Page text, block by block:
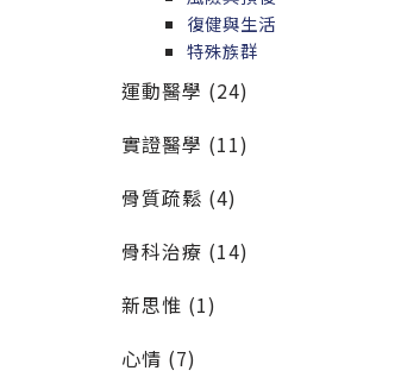
復健與生活
特殊族群
運動醫學 (24)
實證醫學 (11)
骨質疏鬆 (4)
骨科治療 (14)
新思惟 (1)
心情 (7)